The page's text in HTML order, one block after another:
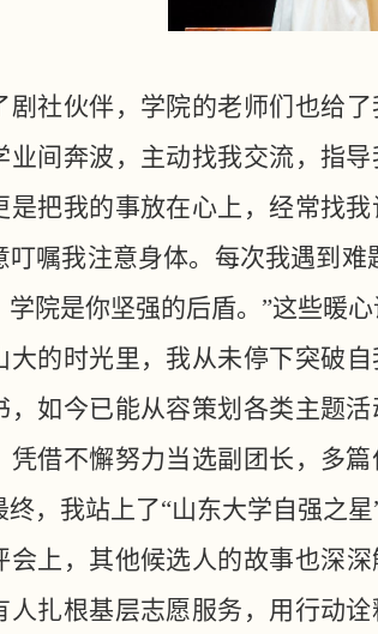
剧社伙伴，学院的老师们也给
业间奔波，主动找我交流，指
是把我的事放在心上，经常找
叮嘱我注意身体。每次我遇到难
学院是你坚强的后盾。”这些暖
大的时光里，我从未停下突破
，如今已能从容策划各类主题
凭借不懈努力当选副团长，多
终，我站上了“山东大学自强之星
会上，其他候选人的故事也深
人扎根基层志愿服务，用行动